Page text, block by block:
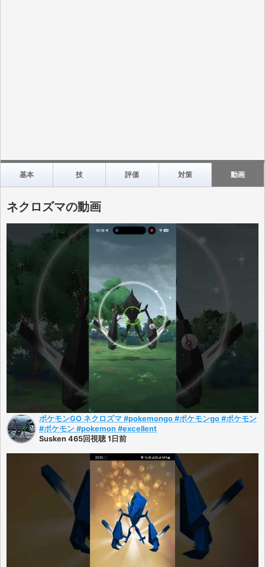
基本 技 評価 対策 動画
ネクロズマの動画
ポケモンGO ネクロズマ #pokemongo #ポケモンgo #ポケモン
#ポケモン #pokemon #excellent
Susken 465回視聴 1日前